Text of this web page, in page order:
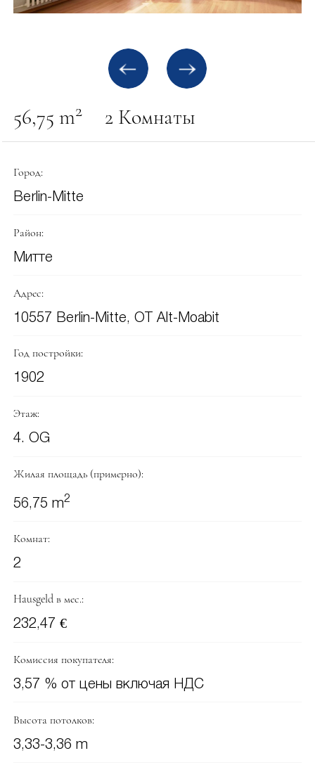
56,75 m2 2 Комнаты
Город:
Berlin-Mitte
Район:
Митте
Адрес:
10557 Berlin-Mitte, OT Alt-Moabit
Год постройки:
1902
Этаж:
4. OG
Жилая площадь (примерно):
56,75 m2
Комнат:
2
Hausgeld в мес.:
232,47 €
Комиссия покупателя:
3,57 % от цены включая НДС
Высота потолков:
3,33-3,36 m